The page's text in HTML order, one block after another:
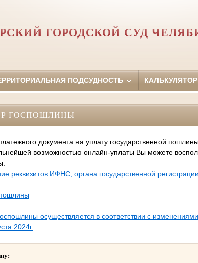
ГОРОДСКОЙ СУД
ПОДСУДНОСТЬ
ГОСПОШЛИНЫ
документа на уплату государственной
возможностью онлайн-уплаты Вы можете
реквизитов ИФНС, органа государственной
осуществляется в соответствии с
2024г.